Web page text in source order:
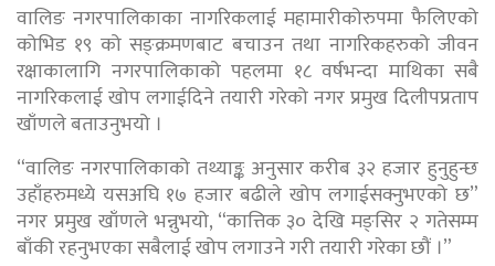
वालिङ नगरपालिकाका नागरिकलाई महामारीकोरुपमा फैलिएको
कोभिड १९ को सङ्क्रमणबाट बचाउन तथा नागरिकहरुको जीवन
रक्षाकालागि नगरपालिकाको पहलमा १८ वर्षभन्दा माथिका सबै
नागरिकलाई खोप लगाईदिने तयारी गरेको नगर प्रमुख दिलीपप्रताप
खाँणले बताउनुभयो ।
“वालिङ नगरपालिकाको तथ्याङ्क अनुसार करीब ३२ हजार हुनुहुन्छ
उहाँहरुमध्ये यसअघि १७ हजार बढीले खोप लगाईसक्नुभएको छ”
नगर प्रमुख खाँणले भन्नुभयो, “कात्तिक ३० देखि मङ्सिर २ गतेसम्म
बाँकी रहनुभएका सबैलाई खोप लगाउने गरी तयारी गरेका छौं ।”